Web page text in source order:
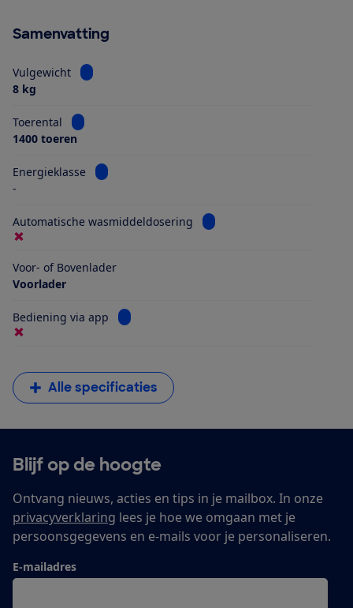
Samenvatting
Vulgewicht
Bekijk informatie voor Vulgewicht
8 kg
Toerental
Bekijk informatie voor Toerental
1400 toeren
Energieklasse
Bekijk informatie voor Energieklasse
-
Automatische wasmiddeldosering Bekijk informatie voor
Voor- of Bovenlader
Voorlader
Bediening via app Bekijk informatie voor Bediening via app
Alle specificaties
Blijf op de hoogte
Ontvang nieuws, acties en tips in je mailbox. In onze
privacyverklaring lees je hoe we omgaan met je
persoonsgegevens en e-mails voor je personaliseren.
E-mailadres